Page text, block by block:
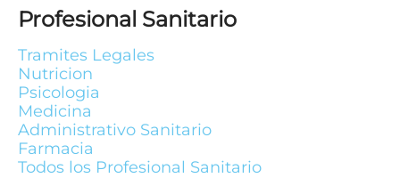
Profesional Sanitario
Tramites Legales
Nutricion
Psicologia
Medicina
Administrativo Sanitario
Farmacia
Todos los Profesional Sanitario